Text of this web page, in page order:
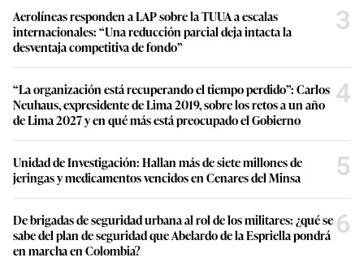
Aerolíneas responden a LAP sobre la TUUA a escalas
internacionales: “Una reducción parcial deja intacta la
desventaja competitiva de fondo”
3
“La organización está recuperando el tiempo perdido”: Carlos
Neuhaus, expresidente de Lima 2019, sobre los retos a un año
de Lima 2027 y en qué más está preocupado el Gobierno
4
Unidad de Investigación: Hallan más de siete millones de
jeringas y medicamentos vencidos en Cenares del Minsa
5
De brigadas de seguridad urbana al rol de los militares: ¿qué se
sabe del plan de seguridad que Abelardo de la Espriella pondrá
en marcha en Colombia?
6